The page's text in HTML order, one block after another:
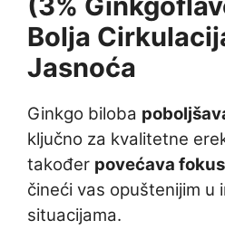
Bolja
Jasnoća
Ginkgo biloba
ključno za kvalitetne
također povećava
čineći vas opuštenijim u
situacijama.